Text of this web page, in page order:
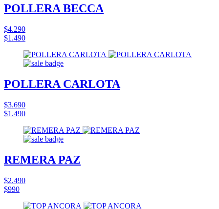
POLLERA BECCA
$4.290
$1.490
POLLERA CARLOTA
$3.690
$1.490
REMERA PAZ
$2.490
$990